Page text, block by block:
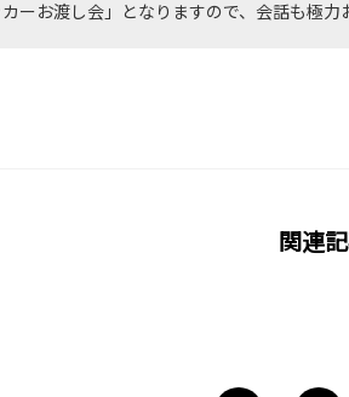
ーお渡し会」となりますので、会話も極力
関連